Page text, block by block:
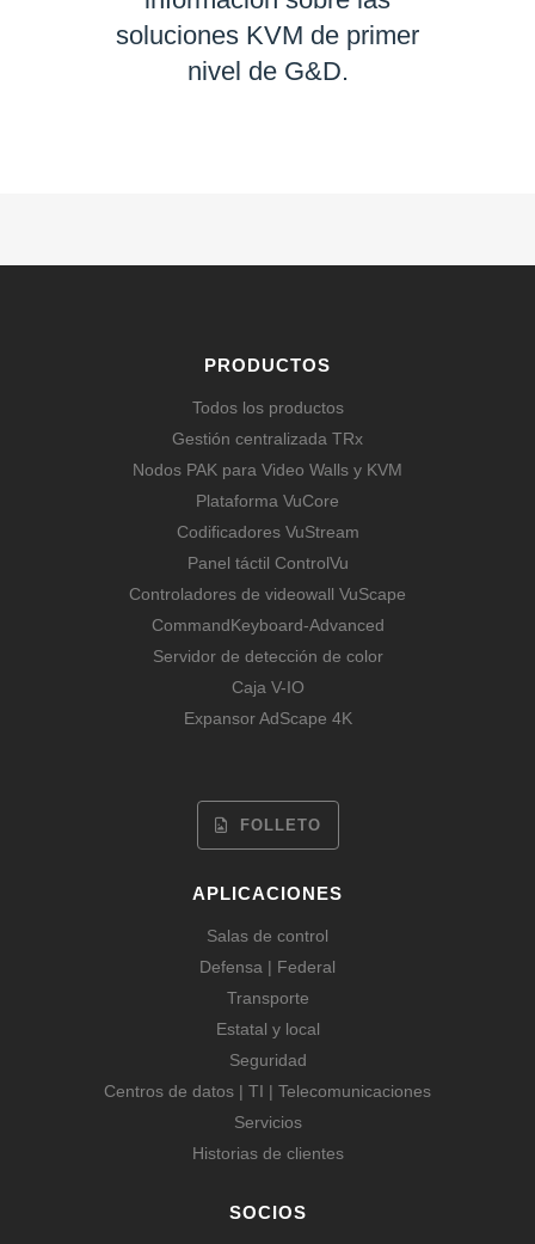
soluciones KVM de primer
nivel de G&D.
PRODUCTOS
Todos los productos
Gestión centralizada TRx
Nodos PAK para Video Walls y KVM
Plataforma VuCore
Codificadores VuStream
Panel táctil ControlVu
Controladores de videowall VuScape
CommandKeyboard-Advanced
Servidor de detección de color
Caja V-IO
Expansor AdScape 4K
FOLLETO
APLICACIONES
Salas de control
Defensa | Federal
Transporte
Estatal y local
Seguridad
Centros de datos | TI | Telecomunicaciones
Servicios
Historias de clientes
SOCIOS